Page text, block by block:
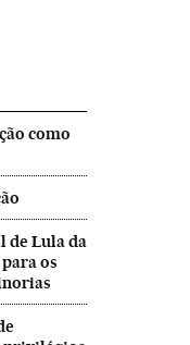
como
de Lula da
os